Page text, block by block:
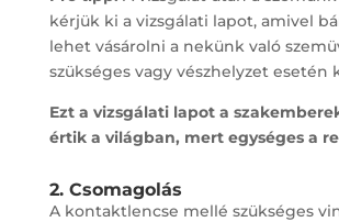
kérjük ki a vizsgálati lapot, amivel
lehet vásárolni a nekünk való
szükséges vagy vészhelyzet esetén
Ezt a vizsgálati lapot a
értik a világban, mert egységes a
2. Csomagolás
A kontaktlencse mellé szükséges